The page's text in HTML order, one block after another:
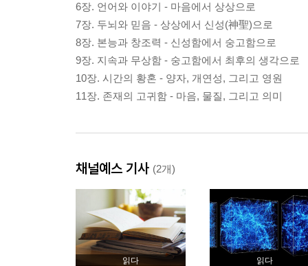
6장. 언어와 이야기 - 마음에서 상상으로
7장. 두뇌와 믿음 - 상상에서 신성(神聖)으로
8장. 본능과 창조력 - 신성함에서 숭고함으로
9장. 지속과 무상함 - 숭고함에서 최후의 생각으로
10장. 시간의 황혼 - 양자, 개연성, 그리고 영원
11장. 존재의 고귀함 - 마음, 물질, 그리고 의미
채널예스 기사 (2개)
읽다 읽다